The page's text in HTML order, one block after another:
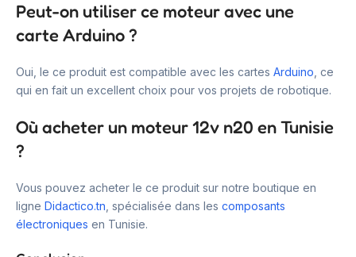
Peut-on utiliser ce moteur avec une
carte Arduino ?
Oui, le ce produit est compatible avec les cartes Arduino , ce
qui en fait un excellent choix pour vos projets de robotique.
Où acheter un moteur 12v n20 en Tunisie
?
Vous pouvez acheter le ce produit sur notre boutique en
ligne Didactico.tn , spécialisée dans les composants
électroniques en Tunisie.